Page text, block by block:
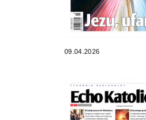
09.04.2026